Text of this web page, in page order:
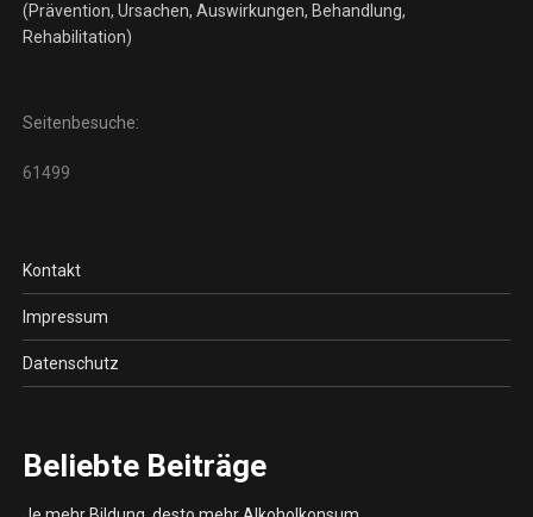
(Prävention, Ursachen, Auswirkungen, Behandlung,
Rehabilitation)
Seitenbesuche:
61499
Kontakt
Impressum
Datenschutz
Beliebte Beiträge